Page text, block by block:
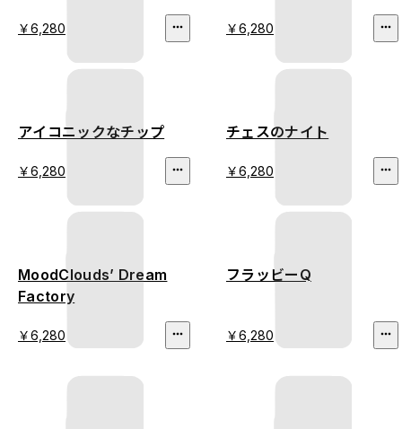
￥6,280 ￥6,280
アイコニックなチップ
￥6,280
チェスのナイト
￥6,280
MoodClouds’ Dream
Factory
￥6,280
フラッビーQ
￥6,280